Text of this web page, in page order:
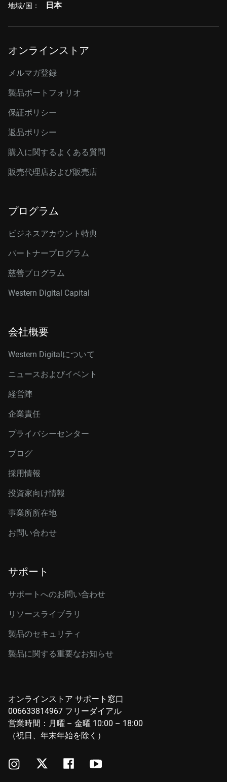
地域/国： 日本
オンラインストア
メルマガ登録
製品ポートフォリオ
保証ポリシー
返品ポリシー
購入に関するよくある質問
販売代理店および販売店
プログラム
ビジネスアカウント特典
パートナープログラム
慈善プログラム
Western Digital Capital
会社概要
Western Digitalについて
ニュースおよびイベント
経営陣
企業責任
プライバシーセンター
ブログ
採用情報
投資家向け情報
事業所所在地
お問い合わせ
サポート
サポートへのお問い合わせ
リソースライブラリ
製品のセキュリティ
製品に関する重要なお知らせ
オンラインストア サポート窓口
006633814967 フリーダイアル
営業時間：月曜 – 金曜 10:00 – 18:00
（祝日、年末年始を除く）